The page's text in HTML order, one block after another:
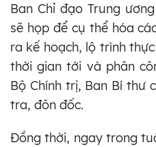
Ban Chỉ đạo Trung
sẽ họp để cụ thể hóa
ra kế hoạch, lộ trình
thời gian tới và phân
Bộ Chính trị, Ban Bí thư
tra, đôn đốc.
Đồng thời, ngay trong